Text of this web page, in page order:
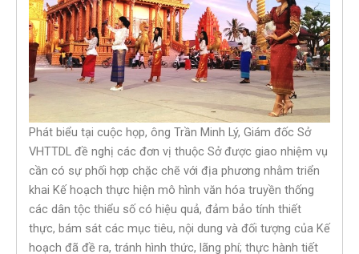
Phát biểu tại cuộc họp, ông Trần Minh Lý, Giám đốc Sở
VHTTDL đề nghị các đơn vị thuộc Sở được giao nhiệm vụ
cần có sự phối hợp chặc chẽ với địa phương nhằm triển
khai Kế hoạch thực hiện mô hình văn hóa truyền thống
các dân tộc thiểu số có hiệu quả, đảm bảo tính thiết
thực, bám sát các mục tiêu, nội dung và đối tượng của Kế
hoạch đã đề ra, tránh hình thức, lãng phí; thực hành tiết